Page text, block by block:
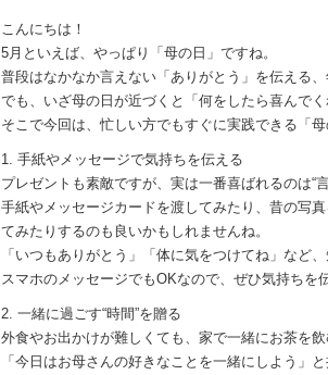
こんにちは！
5月といえば、やっぱり「母の日」ですね。
普段はなかなか言えない「ありがとう」を伝える、
でも、いざ母の日が近づくと「何をしたら喜んで
そこで今回は、忙しい方でもすぐに実践できる「
1. 手紙やメッセージで気持ちを伝える
プレゼントも素敵ですが、実は一番喜ばれるのは“
手紙やメッセージカードを渡してみたり、昔の写
てみたりするのも良いかもしれませんね。
「いつもありがとう」「体に気をつけてね」など
スマホのメッセージでもOKなので、ぜひ気持ちを
2. 一緒に過ごす“時間”を贈る
外食やお出かけが難しくても、家で一緒にお茶を
「今日はお母さんの好きなことを一緒にしよう」